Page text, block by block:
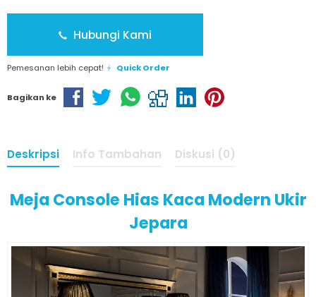
Hubungi Kami
Pemesanan lebih cepat! Quick Order
Bagikan ke
Deskripsi Info Tambahan Diskusi (0)
Meja Console Hias Kaca Modern Ukir
Jepara